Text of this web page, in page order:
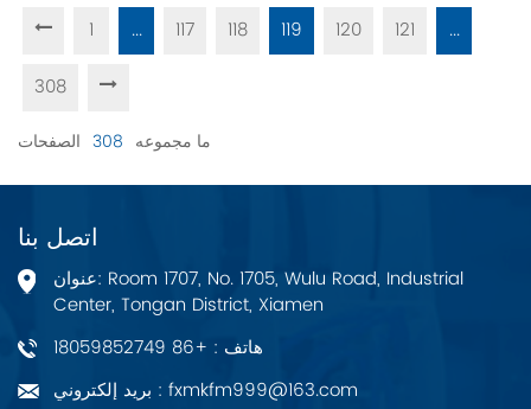
1 ... 117 118 119 120 121
...
308
ما مجموعه 308 الصفحات
اتصل بنا
عنوان: Room 1707, No. 1705, Wulu Road, Industrial
Center, Tongan District, Xiamen
هاتف : +86 18059852749
بريد إلكتروني : fxmkfm999@163.com